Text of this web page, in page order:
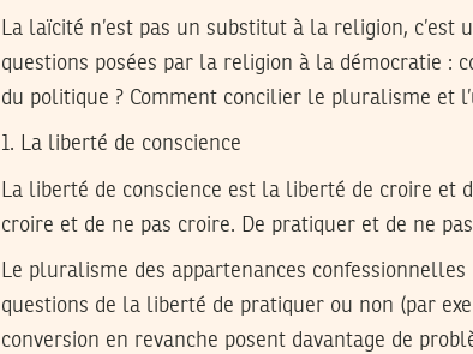
La laïcité n’est pas un substitut à la religion,
questions posées par la religion à la démocratie :
du politique ? Comment concilier le pluralisme et
1. La liberté de conscience
La liberté de conscience est la liberté de croire et
croire et de ne pas croire. De pratiquer et de ne
Le pluralisme des appartenances
questions de la liberté de pratiquer ou non (par
conversion en revanche posent davantage de